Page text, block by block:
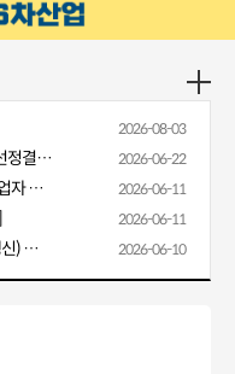
2026-08-03
2026년 제3차 HACCP 교육비 지원사업 선정결과 알림 2026-06-22
2026년 3차 전남농촌융복합산업 인증사업자 HACCP 교육비 지원 안내 2026-06-11
2026-06-11
2026년 제3차 농촌융복합산업 재인증(갱신) 신청 안내 2026-06-10